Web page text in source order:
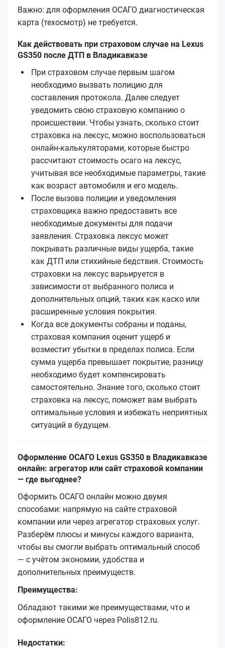
Важно: для оформления ОСАГО диагностическая
карта (техосмотр) не требуется.
Как действовать при страховом случае на Lexus
GS350 после ДТП в Владикавказе
При страховом случае первым шагом
необходимо вызвать полицию для
составления протокола. Далее следует
уведомить свою страховую компанию о
происшествии. Чтобы узнать, сколько стоит
страховка на лексус, можно воспользоваться
онлайн-калькуляторами, которые быстро
рассчитают стоимость осаго на лексус,
учитывая все необходимые параметры, такие
как возраст автомобиля и его модель.
После вызова полиции и уведомления
страховщика важно предоставить все
необходимые документы для подачи
заявления. Страховка лексус может
покрывать различные виды ущерба, такие
как ДТП или стихийные бедствия. Стоимость
страховки на лексус варьируется в
зависимости от выбранного полиса и
дополнительных опций, таких как каско или
расширенные условия покрытия.
Когда все документы собраны и поданы,
страховая компания оценит ущерб и
возместит убытки в пределах полиса. Если
сумма ущерба превышает покрытие, разницу
необходимо будет компенсировать
самостоятельно. Знание того, сколько стоит
страховка на лексус, поможет вам выбрать
оптимальные условия и избежать неприятных
ситуаций в будущем.
Оформление ОСАГО Lexus GS350 в Владикавказе
онлайн: агрегатор или сайт страховой компании
— где выгоднее?
Оформить ОСАГО онлайн можно двумя
способами: напрямую на сайте страховой
компании или через агрегатор страховых услуг.
Разберём плюсы и минусы каждого варианта,
чтобы вы смогли выбрать оптимальный способ
— с учётом экономии, удобства и
дополнительных преимуществ.
Преимущества:
Обладают такими же преимуществами, что и
оформление ОСАГО через Polis812.ru.
Недостатки: